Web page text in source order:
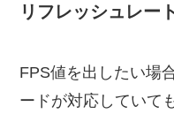
リフレッシュレー
FPS値を出したい場
ードが対応していて